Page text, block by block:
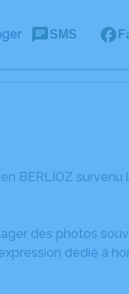
SMS
BERLIOZ
des photos
dédié à